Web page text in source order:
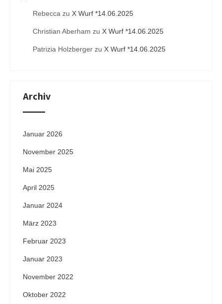
Rebecca zu X Wurf *14.06.2025
Christian Aberham zu X Wurf *14.06.2025
Patrizia Holzberger zu X Wurf *14.06.2025
Archiv
Januar 2026
November 2025
Mai 2025
April 2025
Januar 2024
März 2023
Februar 2023
Januar 2023
November 2022
Oktober 2022